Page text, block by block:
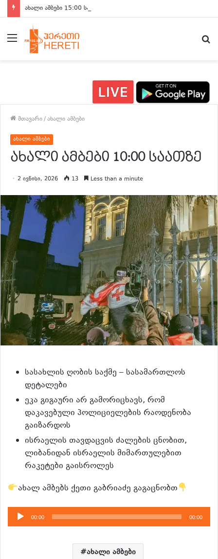
ახალი ამბები 15:00 საათზე
მენიუ
მთავარი/ახალი ამბები
ახალი ამბები
ახალი ამბები 10:00 საათზე
2 ივნისი, 2026 13 Less than a minute
სასახლის ღობის საქმე – სასამართლოს
დეტალები
ეკა გიგაური არ გამორიცხავს, რომ
დაკავებული პოლიციელების რაოდენობა
გაიზარდოს
ისრაელის თავდაცვის ძალების ცნობით,
ლიბანიდან ისრაელის მიმართულებით
რაკეტები გაისროლეს
ახალ ამბებს ქეთი გაბრიაძე გაგაცნობთ
აუდიო
დამკვრელი
00:00 00:00
ახალი ამბები